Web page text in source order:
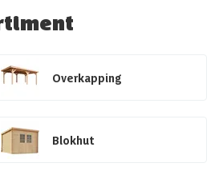
Overkapping
Blokhut